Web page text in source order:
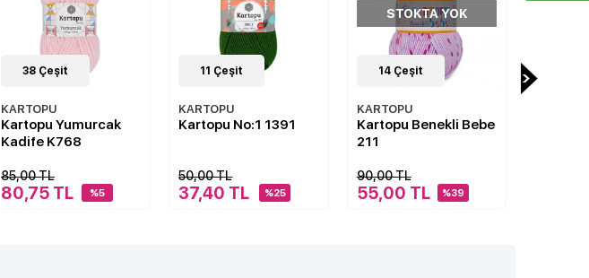
38 Çeşit
KARTOPU
Kartopu Yumurcak
Kadife K768
85,00 TL
80,75 TL %5
11 Çeşit
KARTOPU
Kartopu No:1 1391
50,00 TL
37,40 TL %25
14Çeşit
STOKTA YOK
KARTOPU
Kartopu Benekli Bebe
211
90,00 TL
55,00 TL %39